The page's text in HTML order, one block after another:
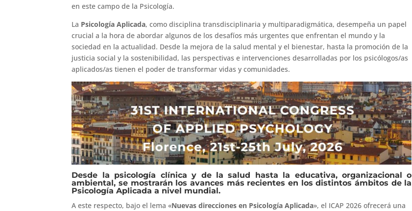
en este campo de la Psicología.
La Psicología Aplicada, como disciplina transdisciplinaria y multiparadigmática, desempeña un papel
crucial a la hora de abordar algunos de los desafíos más urgentes que enfrentan el mundo y la
sociedad en la actualidad. Desde la mejora de la salud mental y el bienestar, hasta la promoción de la
justicia social y la sostenibilidad, las perspectivas e intervenciones desarrolladas por los psicólogos/as
aplicados/as tienen el poder de transformar vidas y comunidades.
Desde la psicología clínica y de la salud hasta la educativa, organizacional o
ambiental, se mostrarán los avances más recientes en los distintos ámbitos de la
Psicología Aplicada a nivel mundial.
A este respecto, bajo el lema «Nuevas direcciones en Psicología Aplicada», el ICAP 2026 ofrecerá una